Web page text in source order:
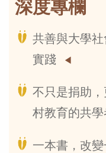
深度專欄
共善與大學社
實踐
不只是捐助
村教育的共學
一本書，改